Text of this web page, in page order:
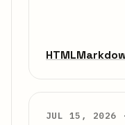
HTML
JUL 15, 2026